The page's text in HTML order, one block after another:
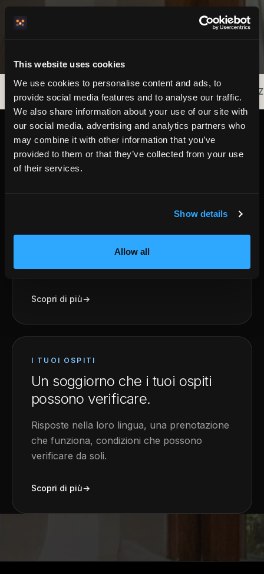
This website uses cookies
We use cookies to personalise content and ads, to
provide social media features and to analyse our traffic.
We also share information about your use of our site with
our social media, advertising and analytics partners who
may combine it with other information that you’ve
provided to them or that they’ve collected from your use
of their services.
Show details
Allow all
· 0% DI COMMISSIONE ·
PER HOST
Calendario, pagamenti, chat ospiti, notti
vuote e verifica — sempre attivo, sempre
tuo.
Scopri di più→
I TUOI OSPITI
Un soggiorno che i tuoi ospiti
possono verificare.
Risposte nella loro lingua, una prenotazione
che funziona, condizioni che possono
verificare da soli.
Scopri di più→